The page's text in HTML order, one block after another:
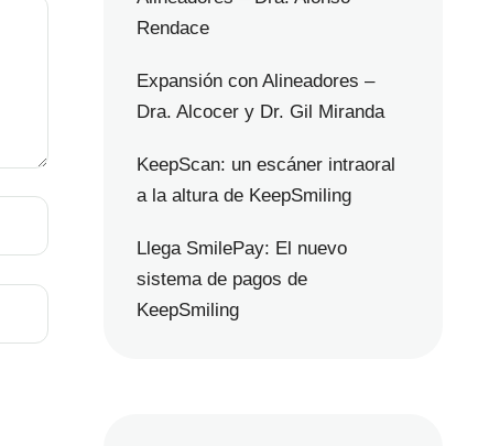
Rendace
Expansión con Alineadores –
Dra. Alcocer y Dr. Gil Miranda
KeepScan: un escáner intraoral
a la altura de KeepSmiling
Llega SmilePay: El nuevo
sistema de pagos de
KeepSmiling